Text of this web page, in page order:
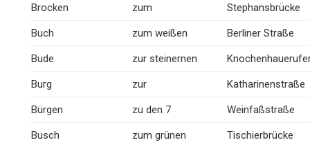
Brocken zum Stephansbrücke
Buch zum weißen Berliner Straße
Bude zur steinernen
Burg zur Katharinenstraße
Bürgen zu den 7 Weinfaßstraße
Busch zum grünen Tischierbrücke